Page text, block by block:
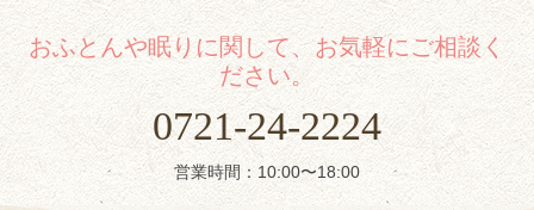
おふとんや眠りに関して、お気軽にご相談く
ださい。
0721-24-2224
営業時間：10:00〜18:00